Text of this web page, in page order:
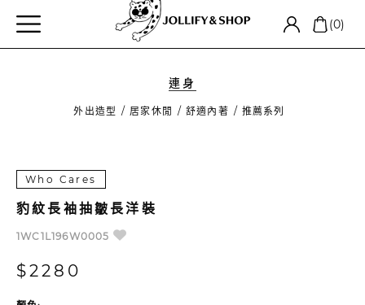
(0)
連身
外出造型 居家休閒 舒適內著 推薦系列
Who Cares
豹紋長袖抽皺長洋裝
1WC1L196W0005
$2280